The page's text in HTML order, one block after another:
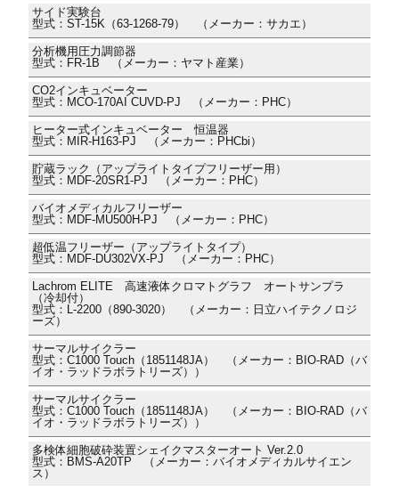
サイド実験台
型式：ST-15K（63-1268-79） （メーカー：サカエ）
分析機用圧力調節器
型式：FR-1B （メーカー：ヤマト産業）
CO2インキュベーター
型式：MCO-170AI CUVD-PJ （メーカー：PHC）
ヒーター式インキュベーター 恒温器
型式：MIR-H163-PJ （メーカー：PHCbi）
貯蔵ラック（アップライトタイプフリーザー用）
型式：MDF-20SR1-PJ （メーカー：PHC）
バイオメディカルフリーザー
型式：MDF-MU500H-PJ （メーカー：PHC）
超低温フリーザー（アップライトタイプ）
型式：MDF-DU302VX-PJ （メーカー：PHC）
Lachrom ELITE 高速液体クロマトグラフ オートサンプラ
（冷却付）
型式：L-2200（890-3020） （メーカー：日立ハイテクノロジ
ーズ）
サーマルサイクラー
型式：C1000 Touch（1851148JA） （メーカー：BIO-RAD（バ
イオ・ラッドラボラトリーズ））
サーマルサイクラー
型式：C1000 Touch（1851148JA） （メーカー：BIO-RAD（バ
イオ・ラッドラボラトリーズ））
多検体細胞破砕装置シェイクマスターオート Ver.2.0
型式：BMS-A20TP （メーカー：バイオメディカルサイエン
ス）